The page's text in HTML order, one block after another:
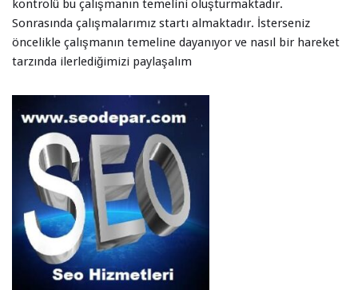
kontrolü bu çalışmanın temelini oluşturmaktadır.
Sonrasında çalışmalarımız startı almaktadır. İsterseniz
öncelikle çalışmanın temeline dayanıyor ve nasıl bir hareket
tarzında ilerlediğimizi paylaşalım